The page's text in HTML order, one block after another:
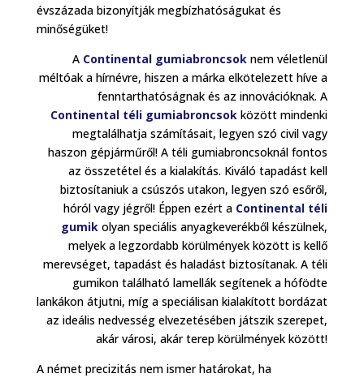
évszázada bizonyítják megbízhatóságukat és
minőségüket!
A Continental gumiabroncsok nem véletlenül
méltóak a hírnévre, hiszen a márka elkötelezett híve a
fenntarthatóságnak és az innovációknak. A
Continental téli gumiabroncsok között mindenki
megtalálhatja számításait, legyen szó civil vagy
haszon gépjárműről! A téli gumiabroncsoknál fontos
az összetétel és a kialakítás. Kiváló tapadást kell
biztosítaniuk a csúszós utakon, legyen szó esőről,
hóról vagy jégről! Éppen ezért a Continental téli
gumik olyan speciális anyagkeverékből készülnek,
melyek a legzordabb körülmények között is kellő
merevséget, tapadást és haladást biztosítanak. A téli
gumikon található lamellák segítenek a hófödte
lankákon átjutni, míg a speciálisan kialakított bordázat
az ideális nedvesség elvezetésében játszik szerepet,
akár városi, akár terep körülmények között!
A német precizitás nem ismer határokat, ha